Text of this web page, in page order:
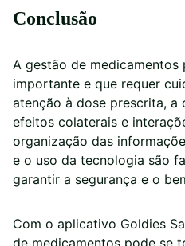
Conclusão
A gestão de medicamentos
importante e que requer
atenção à dose prescrita, a
efeitos colaterais e
organização das
e o uso da tecnologia são
garantir a segurança e o
Com o aplicativo Goldies